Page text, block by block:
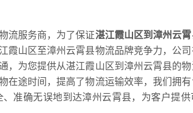
流服务商，为了保证湛江霞山区到漳州云
霞山区至漳州云霄县物流品牌竞争力，公
，为您提供从湛江霞山区到漳州云霄县的
途时间，提高了物流运输效率，我们拥有
准确无误地到达漳州云霄县，为客户提